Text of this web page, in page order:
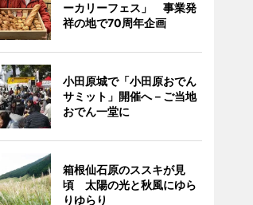
ーカリーフェス」 事業発
祥の地で70周年企画
小田原城で「小田原おでん
サミット」開催へ－ご当地
おでん一堂に
箱根仙石原のススキが見
頃 太陽の光と秋風にゆら
りゆらり